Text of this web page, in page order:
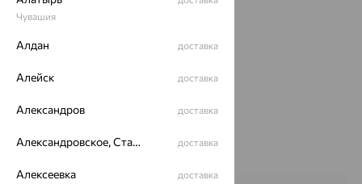
Металл:
Страна происхождения:
РОССИЯ
Цвет вставки:
Наименование цвета вставки:
Черный
Чувашия
Алдан доставка
Алейск доставка
Александров доставка
Александровское, Ставропольский край доставка
Алексеевка доставка